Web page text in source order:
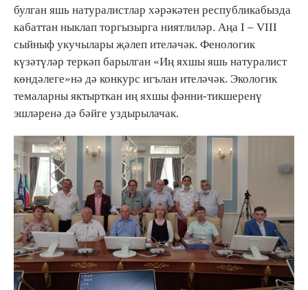
булган яшь натуралистлар хәрәкәтен республикабызда
кабаттан ныклап торгызырга ниятлиләр. Аңа I – VIII
сыйныф укучылары җәлеп ителәчәк. Фенологик
күзәтүләр теркәп барылган «Иң яхшы яшь натуралист
көндәлеге»нә дә конкурс игълан ителәчәк. Экологик
темаларны яктырткан иң яхшы фәнни-тикшеренү
эшләренә дә бәйге уздырылачак.